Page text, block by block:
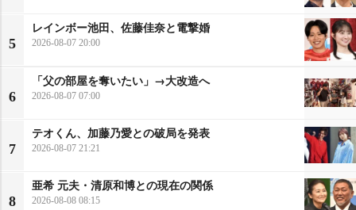
5
レインボー池田、佐藤佳奈と電撃婚
2026-08-07 20:00
6
「父の部屋を奪いたい」→大改造へ
2026-08-07 07:00
7
テオくん、加藤乃愛との破局を発表
2026-08-07 21:21
8
亜希 元夫・清原和博との現在の関係
2026-08-08 08:15